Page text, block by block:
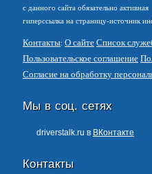
с данного сайта обязательно активная
гиперссылка на страницу-источник
Контакты О сайте Список
Пользовательское соглашение
Согласие на обработку
Мы в соц. сетях
driverstalk.ru в ВКонтакте
Контакты